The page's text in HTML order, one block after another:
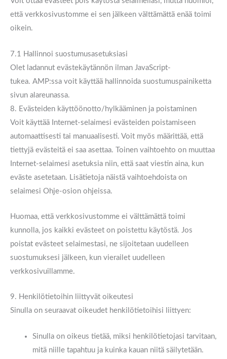
että verkkosivustomme ei sen jälkeen välttämättä enää toimi
oikein.
7.1 Hallinnoi suostumusasetuksiasi
Olet ladannut evästekäytännön ilman JavaScript-
tukea. AMP:ssa voit käyttää hallinnoida suostumuspainiketta
sivun alareunassa.
8. Evästeiden käyttöönotto/hylkääminen ja poistaminen
Voit käyttää Internet-selaimesi evästeiden poistamiseen
automaattisesti tai manuaalisesti. Voit myös määrittää, että
tiettyjä evästeitä ei saa asettaa. Toinen vaihtoehto on muuttaa
Internet-selaimesi asetuksia niin, että saat viestin aina, kun
eväste asetetaan. Lisätietoja näistä vaihtoehdoista on
selaimesi Ohje-osion ohjeissa.
Huomaa, että verkkosivustomme ei välttämättä toimi
kunnolla, jos kaikki evästeet on poistettu käytöstä. Jos
poistat evästeet selaimestasi, ne sijoitetaan uudelleen
suostumuksesi jälkeen, kun vierailet uudelleen
verkkosivuillamme.
9. Henkilötietoihin liittyvät oikeutesi
Sinulla on seuraavat oikeudet henkilötietoihisi liittyen:
Sinulla on oikeus tietää, miksi henkilötietojasi tarvitaan,
mitä niille tapahtuu ja kuinka kauan niitä säilytetään.